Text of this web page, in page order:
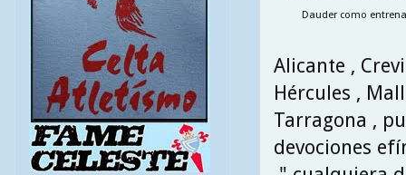
Dauder como
Alicante ,
Hércules ,
Tarragona ,
devociones